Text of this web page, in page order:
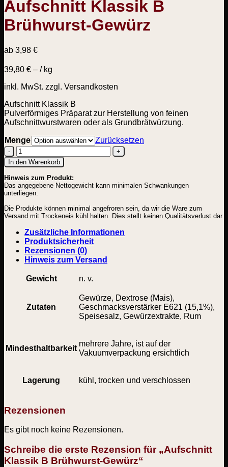
Aufschnitt Klassik B
Brühwurst-Gewürz
ab 3,98 €
39,80 € – / kg
inkl. MwSt. zzgl. Versandkosten
Aufschnitt Klassik B
Pulverförmiges Präparat zur Herstellung von feinen
Aufschnittwurstwaren oder als Grundbrätwürzung.
Menge Zurücksetzen
Aufschnitt
Klassik
B
Brühwurst-
Gewürz
Menge
In den Warenkorb
Hinweis zum Produkt:
Das angegebene Nettogewicht kann minimalen Schwankungen
unterliegen.
Die Produkte können minimal angefroren sein, da wir die Ware zum
Versand mit Trockeneis kühl halten. Dies stellt keinen Qualitätsverlust dar.
Zusätzliche Informationen
Produktsicherheit
Rezensionen (0)
Hinweis zum Versand
Gewicht n. v.
Zutaten
Gewürze, Dextrose (Mais),
Geschmacksverstärker E621 (15,1%),
Speisesalz, Gewürzextrakte, Rum
Mindesthaltbarkeit
mehrere Jahre, ist auf der
Vakuumverpackung ersichtlich
Lagerung kühl, trocken und verschlossen
Rezensionen
Es gibt noch keine Rezensionen.
Schreibe die erste Rezension für „Aufschnitt
Klassik B Brühwurst-Gewürz“